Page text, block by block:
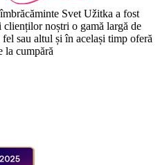
Svet Užitka a fost
noștri o gamă largă de
sau altul și în același timp oferă
la cumpără